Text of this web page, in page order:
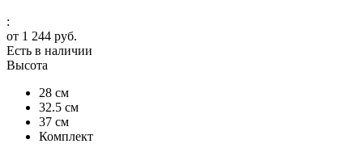
:
от 1 244 руб.
Есть в наличии
Высота
28 см
32.5 см
37 см
Комплект